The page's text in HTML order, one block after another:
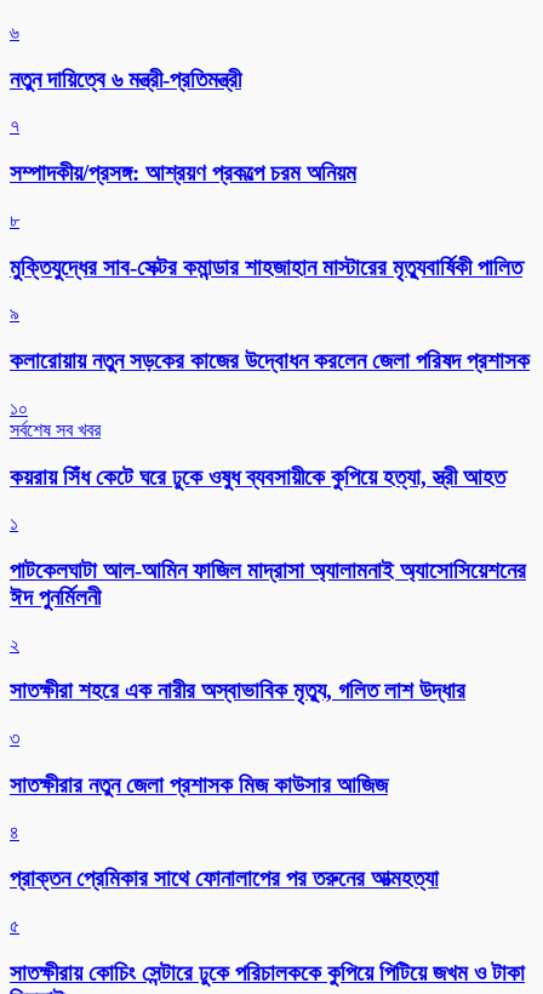
৬
নতুন দায়িত্বে ৬ মন্ত্রী-প্রতিমন্ত্রী
৭
সম্পাদকীয়/প্রসঙ্গ: আশ্রয়ণ প্রকল্পে চরম অনিয়ম
৮
মুক্তিযুদ্ধের সাব-সেক্টর কমান্ডার শাহজাহান মাস্টারের মৃত্যুবার্ষিকী পালিত
৯
কলারোয়ায় নতুন সড়কের কাজের উদ্বোধন করলেন জেলা পরিষদ প্রশাসক
১০
সর্বশেষ সব খবর
কয়রায় সিঁধ কেটে ঘরে ঢুকে ওষুধ ব্যবসায়ীকে কুপিয়ে হত্যা, স্ত্রী আহত
১
পাটকেলঘাটা আল-আমিন ফাজিল মাদ্রাসা অ্যালামনাই অ্যাসোসিয়েশনের
ঈদ পুনর্মিলনী
২
সাতক্ষীরা শহরে এক নারীর অস্বাভাবিক মৃত্যু, গলিত লাশ উদ্ধার
৩
সাতক্ষীরার নতুন জেলা প্রশাসক মিজ কাউসার আজিজ
৪
প্রাক্তন প্রেমিকার সাথে ফোনালাপের পর তরুনের আত্মহত্যা
৫
সাতক্ষীরায় কোচিং সেন্টারে ঢুকে পরিচালককে কুপিয়ে পিটিয়ে জখম ও টাকা